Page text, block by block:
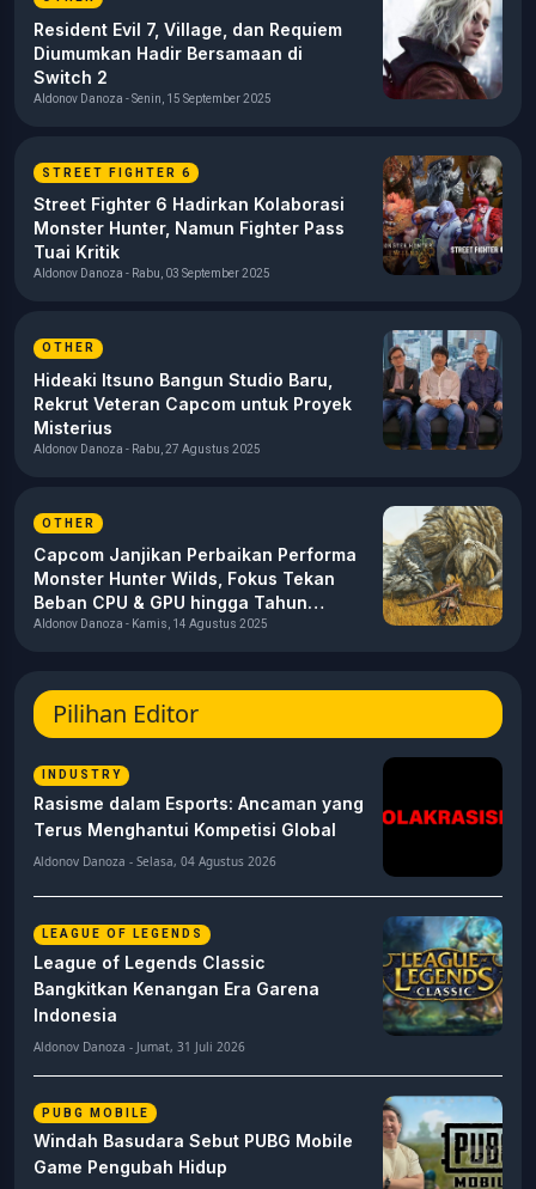
Resident Evil 7, Village, dan Requiem
Diumumkan Hadir Bersamaan di
Switch 2
Aldonov Danoza - Senin, 15 September 2025
STREET FIGHTER 6
Street Fighter 6 Hadirkan Kolaborasi
Monster Hunter, Namun Fighter Pass
Tuai Kritik
Aldonov Danoza - Rabu, 03 September 2025
OTHER
Hideaki Itsuno Bangun Studio Baru,
Rekrut Veteran Capcom untuk Proyek
Misterius
Aldonov Danoza - Rabu, 27 Agustus 2025
OTHER
Capcom Janjikan Perbaikan Performa
Monster Hunter Wilds, Fokus Tekan
Beban CPU & GPU hingga Tahun
Depan
Aldonov Danoza - Kamis, 14 Agustus 2025
Pilihan Editor
INDUSTRY
Rasisme dalam Esports: Ancaman yang
Terus Menghantui Kompetisi Global
Aldonov Danoza - Selasa, 04 Agustus 2026
LEAGUE OF LEGENDS
League of Legends Classic
Bangkitkan Kenangan Era Garena
Indonesia
Aldonov Danoza - Jumat, 31 Juli 2026
PUBG MOBILE
Windah Basudara Sebut PUBG Mobile
Game Pengubah Hidup